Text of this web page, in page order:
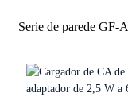
Serie de parede GF-